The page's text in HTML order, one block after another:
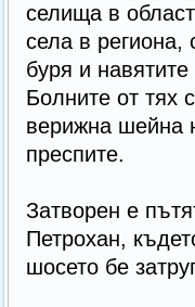
селища в
села в
буря и
Болните от тях
верижна шейна
преспите.
Затворен е
Петрохан,
шосето бе